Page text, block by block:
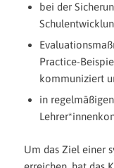
bei der
Practice-
kommuniziert
in
Um das Ziel einer